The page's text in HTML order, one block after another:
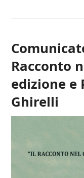
Racconto
edizione e
Ghirelli